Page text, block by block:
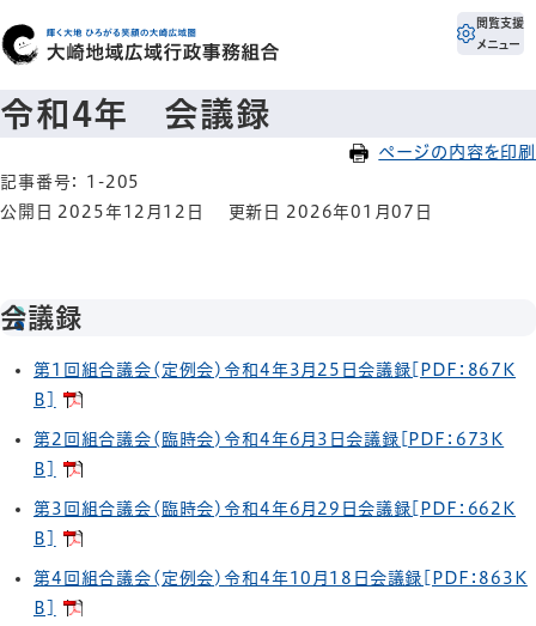
閲覧支援
メニュー
令和4年 会議録
ページの内容を印刷
記事番号： 1-205
公開日 2025年12月12日
更新日 2026年01月07日
会議録
第1回組合議会(定例会)令和4年3月25日会議録[PDF：867K
B]
第2回組合議会(臨時会)令和4年6月3日会議録[PDF：673K
B]
第3回組合議会(臨時会)令和4年6月29日会議録[PDF：662K
B]
第4回組合議会(定例会)令和4年10月18日会議録[PDF：863K
B]